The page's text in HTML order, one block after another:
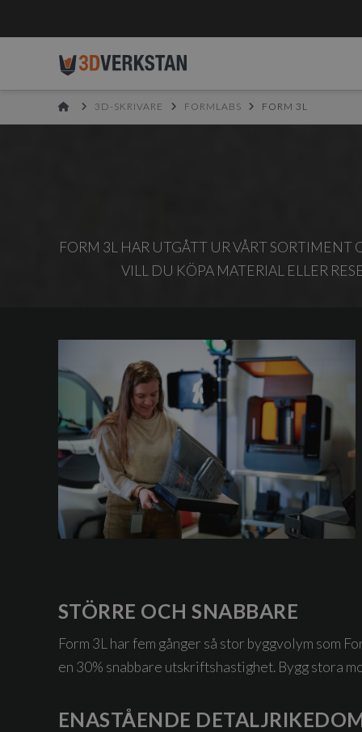
HOME3D-SKRIVARE FORMLABS FORM 3L
FORM 3L HAR UTGÅTT UR VÅRT SORTIMENT
VILL DU KÖPA MATERIAL ELLER
STÖRRE OCH SNABBARE
Form 3L har fem gånger så stor byggvolym som
en 30% snabbare utskriftshastighet. Bygg stora
ENASTÅENDE